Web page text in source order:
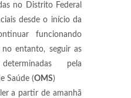
no Distrito Federal
desde o início da
funcionando
entanto, seguir as
pela
Saúde (OMS)
a partir de amanhã